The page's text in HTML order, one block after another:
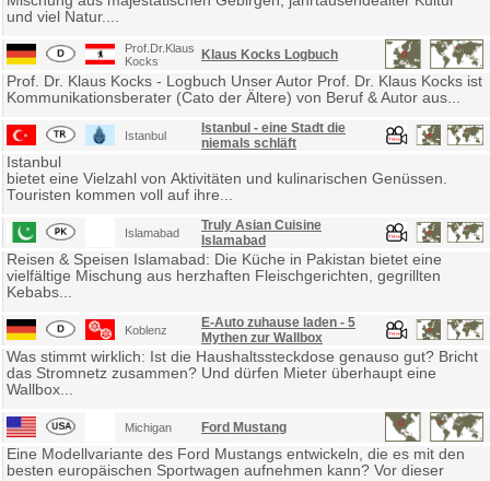
und viel Natur....
Prof.Dr.Klaus
Kocks
Klaus Kocks Logbuch
Prof. Dr. Klaus Kocks - Logbuch Unser Autor Prof. Dr. Klaus Kocks ist
Kommunikationsberater (Cato der Ältere) von Beruf & Autor aus...
Istanbul
Istanbul - eine Stadt die
niemals schläft
Istanbul
bietet eine Vielzahl von Aktivitäten und kulinarischen Genüssen.
Touristen kommen voll auf ihre...
Islamabad
Truly Asian Cuisine
Islamabad
Reisen & Speisen Islamabad: Die Küche in Pakistan bietet eine
vielfältige Mischung aus herzhaften Fleischgerichten, gegrillten
Kebabs...
Koblenz
E-Auto zuhause laden - 5
Mythen zur Wallbox
Was stimmt wirklich: Ist die Haushaltssteckdose genauso gut? Bricht
das Stromnetz zusammen? Und dürfen Mieter überhaupt eine
Wallbox...
Michigan Ford Mustang
Eine Modellvariante des Ford Mustangs entwickeln, die es mit den
besten europäischen Sportwagen aufnehmen kann? Vor dieser